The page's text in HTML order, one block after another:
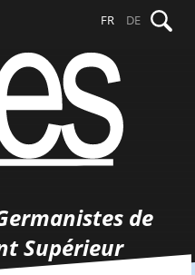
contenu
FR DE
de
Supérieur